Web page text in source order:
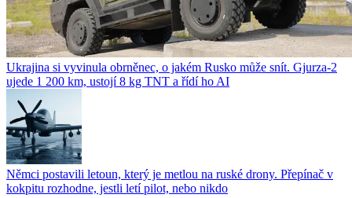
Ukrajina si vyvinula obrněnec, o jakém Rusko může snít. Gjurza-2
ujede 1 200 km, ustojí 8 kg TNT a řídí ho AI
Němci postavili letoun, který je metlou na ruské drony. Přepínač v
kokpitu rozhodne, jestli letí pilot, nebo nikdo